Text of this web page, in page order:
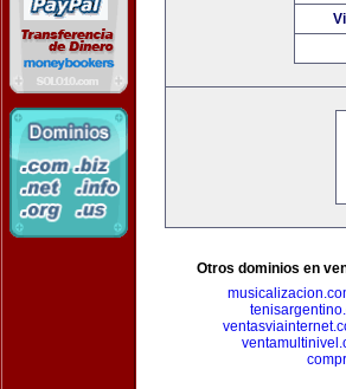
Otros dominios en